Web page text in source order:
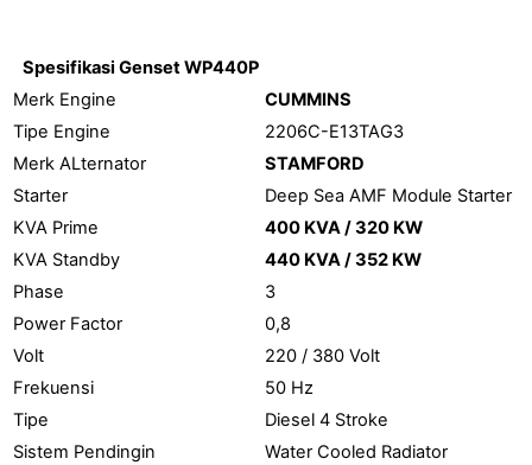
Spesifikasi Genset WP440P
Merk Engine
CUMMINS
Tipe Engine
2206C-E13TAG3
Merk ALternator
STAMFORD
Starter
Deep Sea AMF Module Starter
KVA Prime
400 KVA / 320 KW
KVA Standby
440 KVA / 352 KW
Phase
3
Power Factor
0,8
Volt
220 / 380 Volt
Frekuensi
50 Hz
Tipe
Diesel 4 Stroke
Sistem Pendingin
Water Cooled Radiator